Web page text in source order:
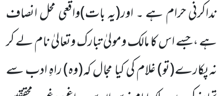
نداکرنی حرام ہے ۔ اور(یہ بات)واقعی محل انصاف
ہے ،جسے اس کا مالک ومولیٰ تبارک وتعالیٰ نام لے کر
نہ پکارے(تو) غلام کی کیا مجال کہ(وہ) راہِ ادب سے